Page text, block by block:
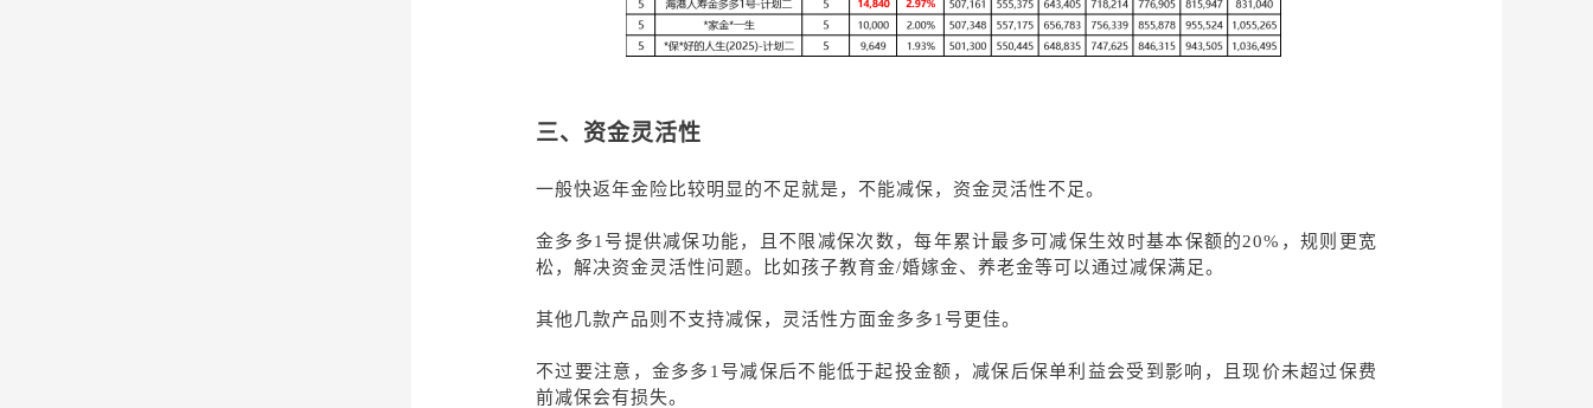
三、 资金灵活性
一般快返年金险比较明显的不足就是，不能减保，资金灵活性不足。
金多多1号提供减保功能，且不限减保次数，每年累计最多可减保生效时基本保额的20%，规则更宽
松，解决资金灵活性问题。比如孩子教育金/婚嫁金、养老金等可以通过减保满足。
其他几款产品则不支持减保，灵活性方面金多多1号更佳。
不过要注意，金多多 1号减保后不能低于起投金额，减保后保单利益会受到影响，且现价未超过保费
前减保会有损失。